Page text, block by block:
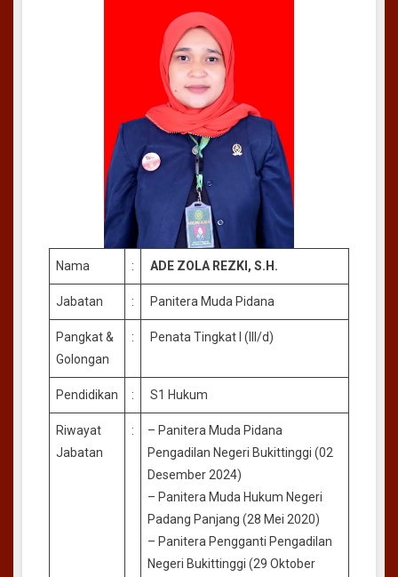
Nama : ADE ZOLA REZKI, S.H.
Jabatan : Panitera Muda Pidana
Pangkat &
Golongan
: Penata Tingkat I (III/d)
Pendidikan : S1 Hukum
Riwayat
Jabatan
:
– Panitera Muda Pidana
Pengadilan Negeri Bukittinggi (02
Desember 2024)
– Panitera Muda Hukum Negeri
Padang Panjang (28 Mei 2020)
– Panitera Pengganti Pengadilan
Negeri Bukittinggi (29 Oktober